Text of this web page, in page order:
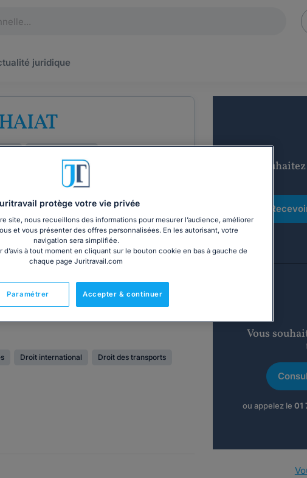
juridique
COORDONNÉES
Droit international Droit des transports
Vous
Vous
ou appelez le 01
protège votre vie privée
site, nous recueillons des informations pour mesurer l’audience, améliorer
et vous présenter des offres personnalisées. En les autorisant, votre
navigation sera simplifiée.
d’avis à tout moment en cliquant sur le bouton cookie en bas à gauche de
chaque page Juritravail.com
Accepter & continuer
Paramétrer